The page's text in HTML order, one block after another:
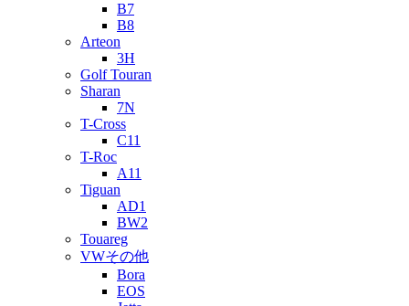
B7
B8
Arteon
3H
Golf Touran
Sharan
7N
T-Cross
C11
T-Roc
A11
Tiguan
AD1
BW2
Touareg
VWその他
Bora
EOS